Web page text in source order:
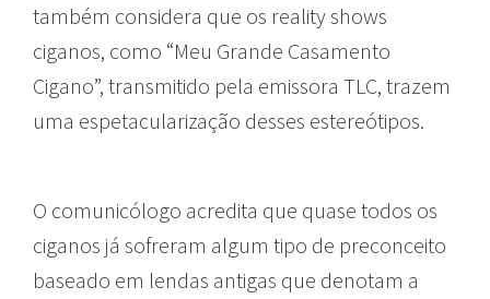
também considera que os reality shows
ciganos, como “Meu Grande Casamento
Cigano”, transmitido pela emissora TLC, trazem
uma espetacularização desses estereótipos.
O comunicólogo acredita que quase todos os
ciganos já sofreram algum tipo de preconceito
baseado em lendas antigas que denotam a